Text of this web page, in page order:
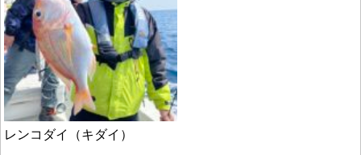
レンコダイ（キダイ）